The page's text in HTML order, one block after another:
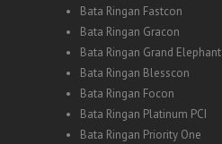
Bata Ringan Fastcon
Bata Ringan Gracon
Bata Ringan Grand Elephant
Bata Ringan Blesscon
Bata Ringan Focon
Bata Ringan Platinum PCI
Bata Ringan Priority One